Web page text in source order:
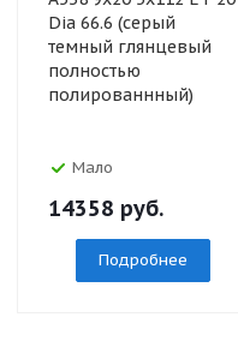
Dia 66.6 (серый
темный глянцевый
полностью
полированнный)
Мало
14358 руб.
Подробнее